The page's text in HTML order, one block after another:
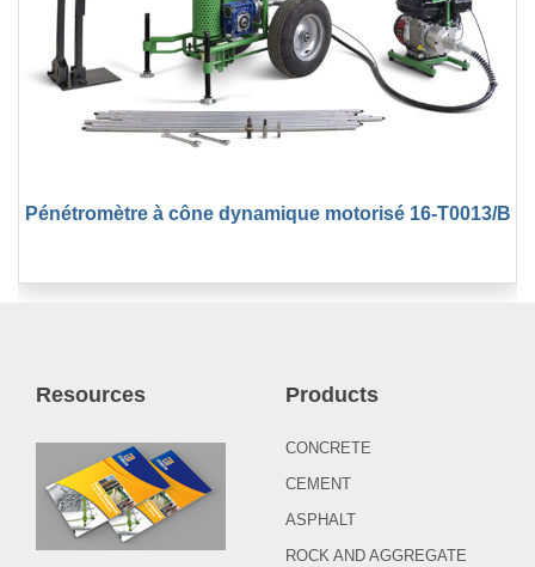
Pénétromètre à cône dynamique motorisé 16-T0013/B
Resources Products
CONCRETE
CEMENT
ASPHALT
ROCK AND AGGREGATE